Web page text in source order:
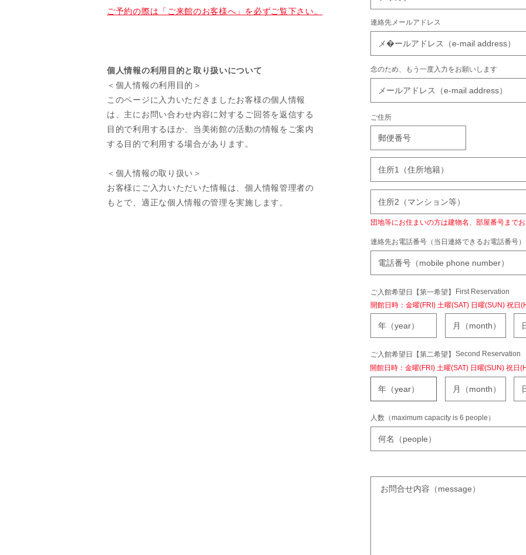
ご予約の際は「ご来館のお客様へ」を必ずご覧下さい。
個人情報の利用目的と取り扱いについて
＜個人情報の利用目的＞
このページに入力いただきましたお客様の個人情報
は、主にお問い合わせ内容に対するご回答を返信する
目的で利用するほか、当美術館の活動の情報をご案内
する目的で利用する場合があります。
＜個人情報の取り扱い＞
​お客様にご入力いただいた情報は、個人情報管理者の
もとで、適正な個人情報の管理を実施します。
連絡先メールアドレス
念のため、もう一度入力をお願いします
ご住所
団地等にお住まいの方は建物名、部屋番号までお
連絡先お電話番号（当日連絡できるお電話番号）
ご入館希望日【第一希望】
First Reservation
開館日時：金曜(FRI) 土曜(SAT) 日曜(SUN) 祝日
ご入館希望日【第二希望】 Second Reservation
開館日時：金曜(FRI) 土曜(SAT) 日曜(SUN) 祝日
人数（maximum capacity is 6 people）